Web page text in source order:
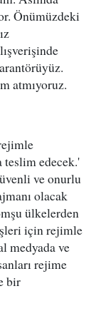
Önümüzdeki
atmıyoruz.
teslim edecek.'
ve onurlu
olacak
ülkelerden
için rejimle
medyada ve
rejime
bir